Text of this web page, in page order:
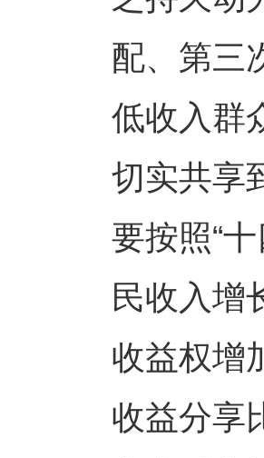
配、第三
低收入群
切实共享
要按照“
民收入增
收益权增
收益分享